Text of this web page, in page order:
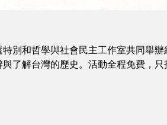
別和哲學與社會民主工作室共同舉
了解台灣的歷史。活動全程免費，